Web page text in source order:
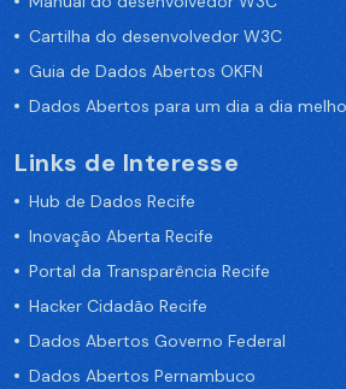
Cartilha do desenvolvedor W3C
Guia de Dados Abertos OKFN
Dados Abertos para um dia a dia
Links de Interesse
Hub de Dados Recife
Inovação Aberta Recife
Portal da Transparência Recife
Hacker Cidadão Recife
Dados Abertos Governo Federal
Dados Abertos Pernambuco